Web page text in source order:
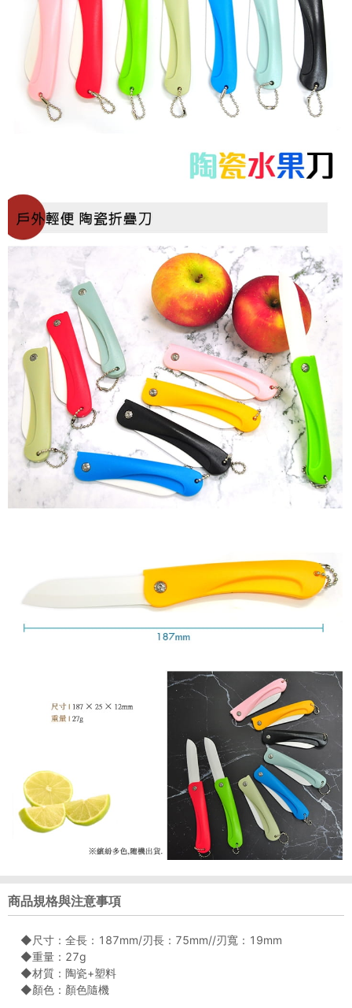
商品規格與注意事項
◆尺寸：全長：187mm/刃長：75mm//刃寬：19mm
◆重量：27g
◆材質：陶瓷+塑料
◆顏色：顏色隨機